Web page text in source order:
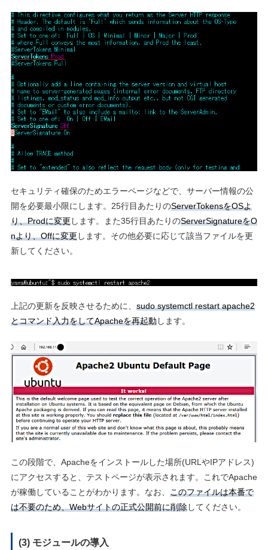
セキュリティ確保のためエラーページなどで、サーバー情報の公
開を必要最小限にします。25行目あたりのServerTokensをOSよ
り、Prodに変更します。また35行目あたりのServerSignatureをO
nより、Offに変更します。その他必要に応じて該当ファイルを更
新してください。
上記の更新を反映させるために、 sudo systemctl restart apache2
とコマンド入力をしてApacheを再起動します。
この段階で、Apacheをインストールした場所(URLやIPアドレス)
にアクセスすると、テストページが表示されます。これでApache
が稼働していることがわかります。なお、 このファイルは本番で
は不要のため、Webサイトの正式公開前に削除してください。
(3) モジュールの導入